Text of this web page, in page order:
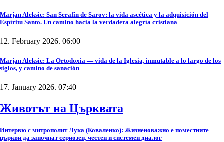
Marjan Aleksic: San Serafín de Sarov: la vida ascética y la adquisición del
Espíritu Santo. Un camino hacia la verdadera alegría cristiana
12. February 2026. 06:00
Marjan Aleksic: La Ortodoxia — vida de la Iglesia, inmutable a lo largo de los
siglos, y camino de sanación
17. January 2026. 07:40
Животът на Църквата
Интервю с митрополит Лука (Коваленко): Жизненоважно е поместните
църкви да започнат сериозен, честен и системен диалог